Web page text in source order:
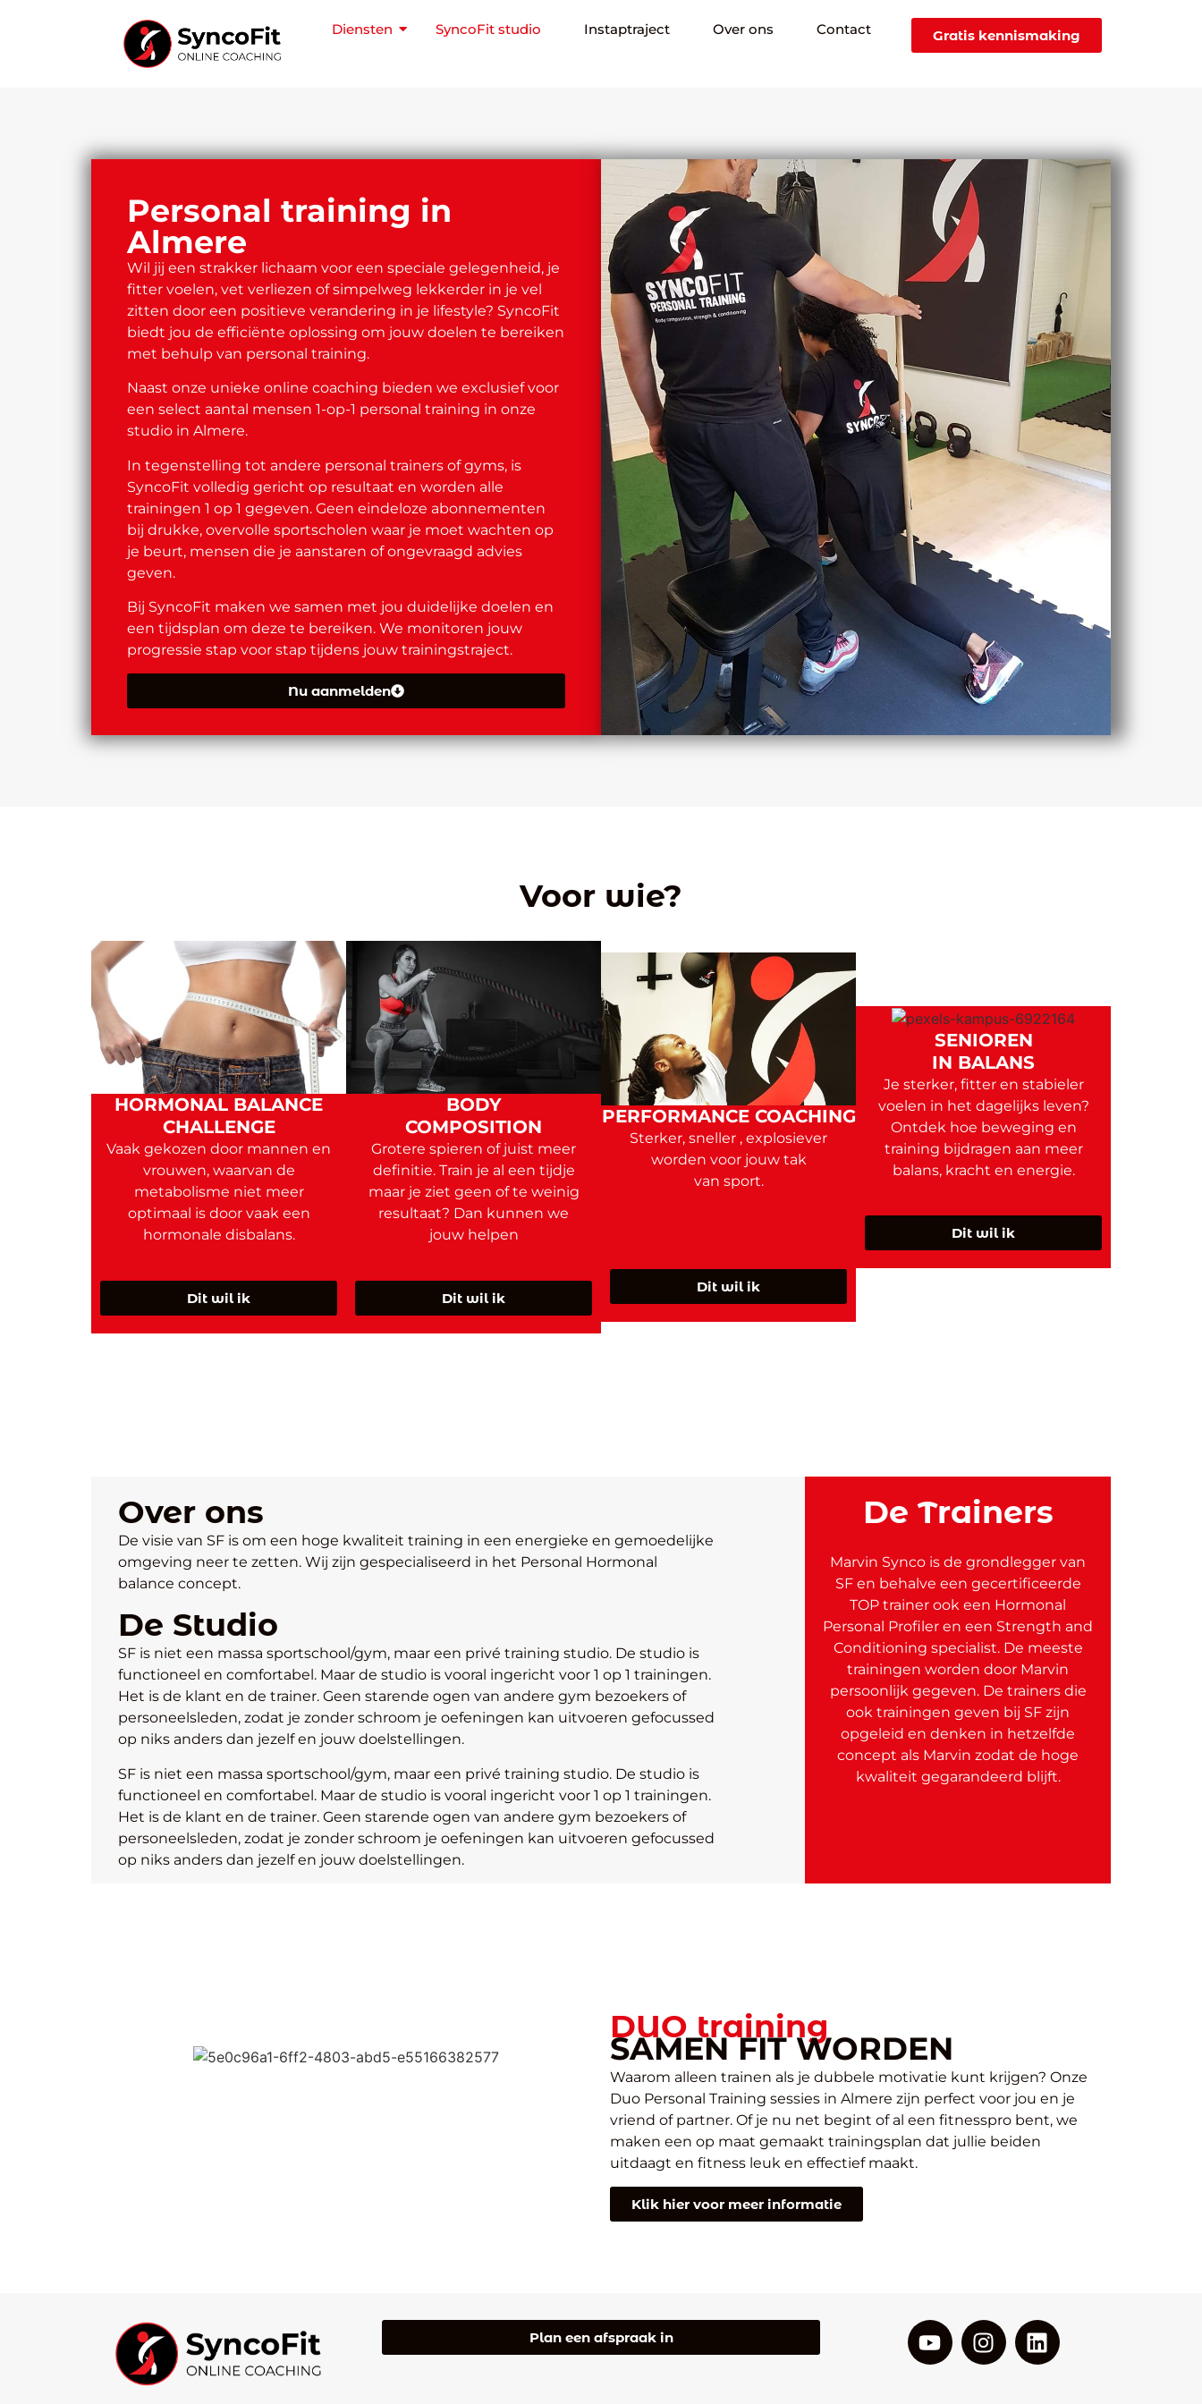
Diensten SyncoFit studio Instaptraject Over ons Contact Gratis kennismaking
Personal training in
Almere
Wil jij een strakker lichaam voor een speciale gelegenheid, je
fitter voelen, vet verliezen of simpelweg lekkerder in je vel
zitten door een positieve verandering in je lifestyle? SyncoFit
biedt jou de efficiënte oplossing om jouw doelen te bereiken
met behulp van personal training.
Naast onze unieke online coaching bieden we exclusief voor
een select aantal mensen 1-op-1 personal training in onze
studio in Almere.
In tegenstelling tot andere personal trainers of gyms, is
SyncoFit volledig gericht op resultaat en worden alle
trainingen 1 op 1 gegeven. Geen eindeloze abonnementen
bij drukke, overvolle sportscholen waar je moet wachten op
je beurt, mensen die je aanstaren of ongevraagd advies
geven.
Bij SyncoFit maken we samen met jou duidelijke doelen en
een tijdsplan om deze te bereiken. We monitoren jouw
progressie stap voor stap tijdens jouw trainingstraject.
Nu aanmelden
Voor wie?
HORMONAL BALANCE
CHALLENGE
Vaak gekozen door mannen en
vrouwen, waarvan de
metabolisme niet meer
optimaal is door vaak een
hormonale disbalans.
Dit wil ik
BODY
COMPOSITION
Grotere spieren of juist meer
definitie. Train je al een tijdje
maar je ziet geen of te weinig
resultaat? Dan kunnen we
jouw helpen
Dit wil ik
PERFORMANCE COACHING
Sterker, sneller , explosiever
worden voor jouw tak
van sport.
Dit wil ik
SENIOREN
IN BALANS
Je sterker, fitter en stabieler
voelen in het dagelijks leven?
Ontdek hoe beweging en
training bijdragen aan meer
balans, kracht en energie.
Dit wil ik
Over ons
De visie van SF is om een hoge kwaliteit training in een energieke en gemoedelijke
omgeving neer te zetten. Wij zijn gespecialiseerd in het Personal Hormonal
balance concept.
De Studio
SF is niet een massa sportschool/gym, maar een privé training studio. De studio is
functioneel en comfortabel. Maar de studio is vooral ingericht voor 1 op 1 trainingen.
Het is de klant en de trainer. Geen starende ogen van andere gym bezoekers of
personeelsleden, zodat je zonder schroom je oefeningen kan uitvoeren gefocussed
op niks anders dan jezelf en jouw doelstellingen.
SF is niet een massa sportschool/gym, maar een privé training studio. De studio is
functioneel en comfortabel. Maar de studio is vooral ingericht voor 1 op 1 trainingen.
Het is de klant en de trainer. Geen starende ogen van andere gym bezoekers of
personeelsleden, zodat je zonder schroom je oefeningen kan uitvoeren gefocussed
op niks anders dan jezelf en jouw doelstellingen.
De Trainers
Marvin Synco is de grondlegger van
SF en behalve een gecertificeerde
TOP trainer ook een Hormonal
Personal Profiler en een Strength and
Conditioning specialist. De meeste
trainingen worden door Marvin
persoonlijk gegeven. De trainers die
ook trainingen geven bij SF zijn
opgeleid en denken in hetzelfde
concept als Marvin zodat de hoge
kwaliteit gegarandeerd blijft.
DUO training
SAMEN FIT WORDEN
Waarom alleen trainen als je dubbele motivatie kunt krijgen? Onze
Duo Personal Training sessies in Almere zijn perfect voor jou en je
vriend of partner. Of je nu net begint of al een fitnesspro bent, we
maken een op maat gemaakt trainingsplan dat jullie beiden
uitdaagt en fitness leuk en effectief maakt.
Klik hier voor meer informatie
Plan een afspraak in